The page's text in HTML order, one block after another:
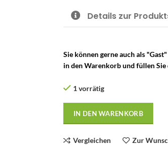
Details zur
Sie können gerne auch als
in den Warenkorb und füllen
1 vorrätig
IN DEN WARENKORB
Vergleichen Zur